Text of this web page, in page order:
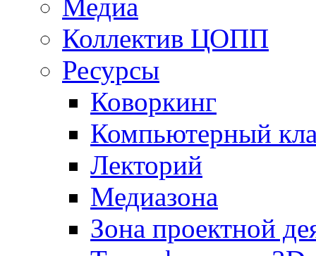
Медиа
Коллектив ЦОПП
Ресурсы
Коворкинг
Компьютерный
Лекторий
Медиазона
Зона проектной